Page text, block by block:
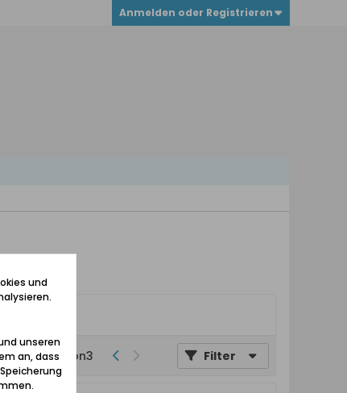
Anmelden oder Registrieren
von3 Filter
und
unseren
an, dass